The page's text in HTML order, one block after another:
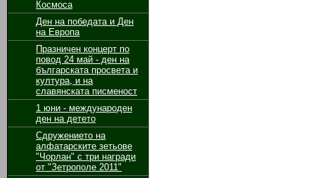
Космоса
Ден на победата и Ден
на Европа
Празничен концерт по
повод 24 май - ден на
българската просвета и
култура, и на
славянската писменост
1 юни - международен
ден на детето
Сдружението на
алфатарските зетьове
"Чорлан" с три награди
от "Зетрополе 2011"